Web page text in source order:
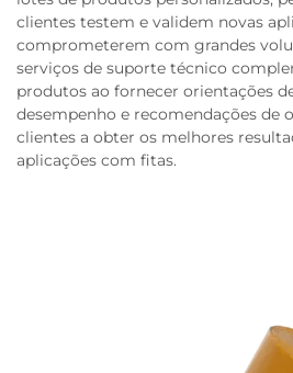
clientes testem e validem novas
comprometerem com grandes
serviços de suporte técnico
produtos ao fornecer orientações
desempenho e recomendações de
clientes a obter os melhores
aplicações com fitas.